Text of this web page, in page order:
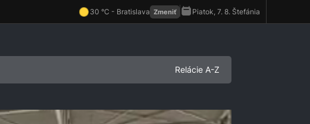
Relácie A-Z